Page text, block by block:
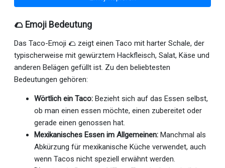
🌮 Emoji Bedeutung
Das Taco-Emoji 🌮 zeigt einen Taco mit harter Schale, der
typischerweise mit gewürztem Hackfleisch, Salat, Käse und
anderen Belägen gefüllt ist. Zu den beliebtesten
Bedeutungen gehören:
Wörtlich ein Taco: Bezieht sich auf das Essen selbst,
ob man einen essen möchte, einen zubereitet oder
gerade einen genossen hat.
Mexikanisches Essen im Allgemeinen: Manchmal als
Abkürzung für mexikanische Küche verwendet, auch
wenn Tacos nicht speziell erwähnt werden.